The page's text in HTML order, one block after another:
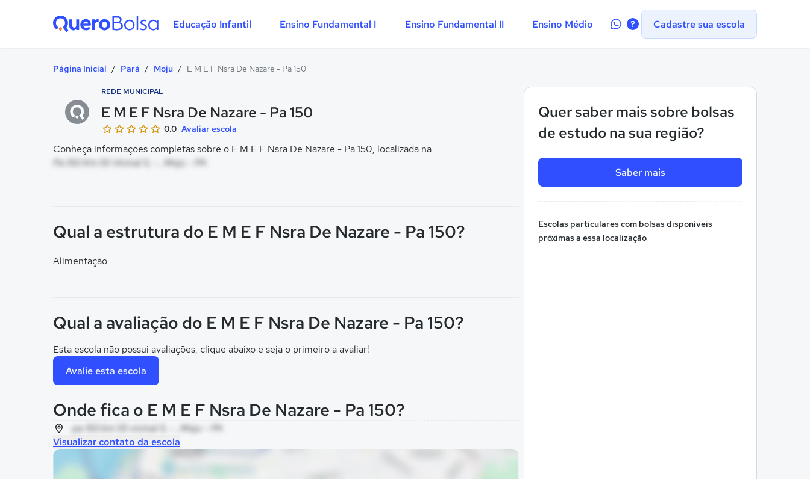
Educação Infantil Ensino Fundamental I Ensino Fundamental II Ensino Médio
Contate-Cadastre sua escola
Página Inicial / Pará / Moju / E M E F Nsra De Nazare - Pa 150
REDE MUNICIPAL
E M E F Nsra De Nazare - Pa 150
0.0 Avaliar escola
Conheça informações completas sobre o E M E F Nsra De Nazare - Pa 150, localizada na
Pa 150 Km 55 Vicinal 5, - , Moju - PA
Quer saber mais sobre bolsas
de estudo na sua região?
Saber mais
Escolas particulares com bolsas disponíveis
próximas a essa localização
Qual a estrutura do E M E F Nsra De Nazare - Pa 150?
Alimentação
Qual a avaliação do E M E F Nsra De Nazare - Pa 150?
Esta escola não possui avaliações, clique abaixo e seja o primeiro a avaliar!
Avalie esta escola
Onde fica o E M E F Nsra De Nazare - Pa 150?
pa 150 km 55 vicinal 5, - , Moju - PA
Visualizar contato da escola